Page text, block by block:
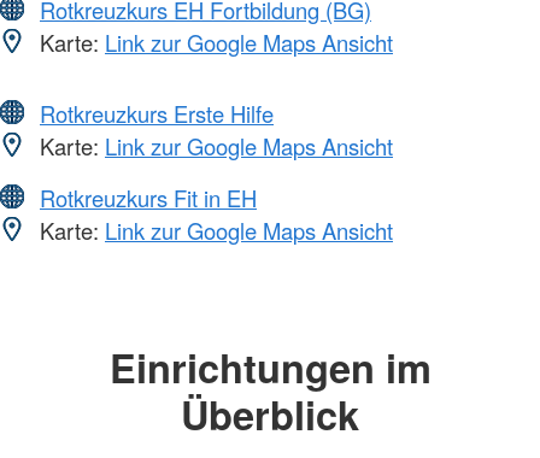
Rotkreuzkurs EH Fortbildung (BG)
Karte: Link zur Google Maps Ansicht
Rotkreuzkurs Erste Hilfe
Karte: Link zur Google Maps Ansicht
Rotkreuzkurs Fit in EH
Karte: Link zur Google Maps Ansicht
Einrichtungen im
Überblick